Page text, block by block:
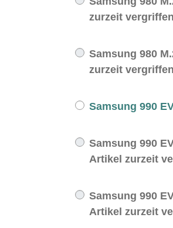
zurzeit vergriffen
Samsung 980
zurzeit vergriffen
Samsung 990
Samsung 990
Artikel zurzeit
Samsung 990
Artikel zurzeit